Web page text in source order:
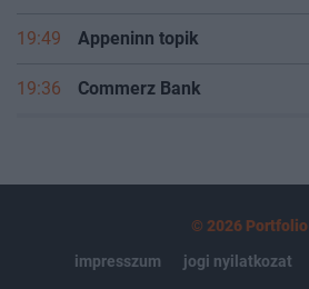
19:49 Appeninn topik
19:36 Commerz Bank
© 2026 Portfolio
impresszum
jogi nyilatkozat